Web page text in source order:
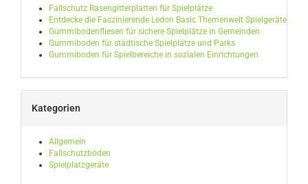
Fallschutz Rasengitterplatten für Spielplätze
Entdecke die Faszinierende Ledon Basic Themenwelt Spielgeräte
Gummibodenfliesen für sichere Spielplätze in Gemeinden
Gummiboden für städtische Spielplätze und Parks
Gummiboden für Spielbereiche in sozialen Einrichtungen
Kategorien
Allgemein
Fallschutzböden
Spielplatzgeräte